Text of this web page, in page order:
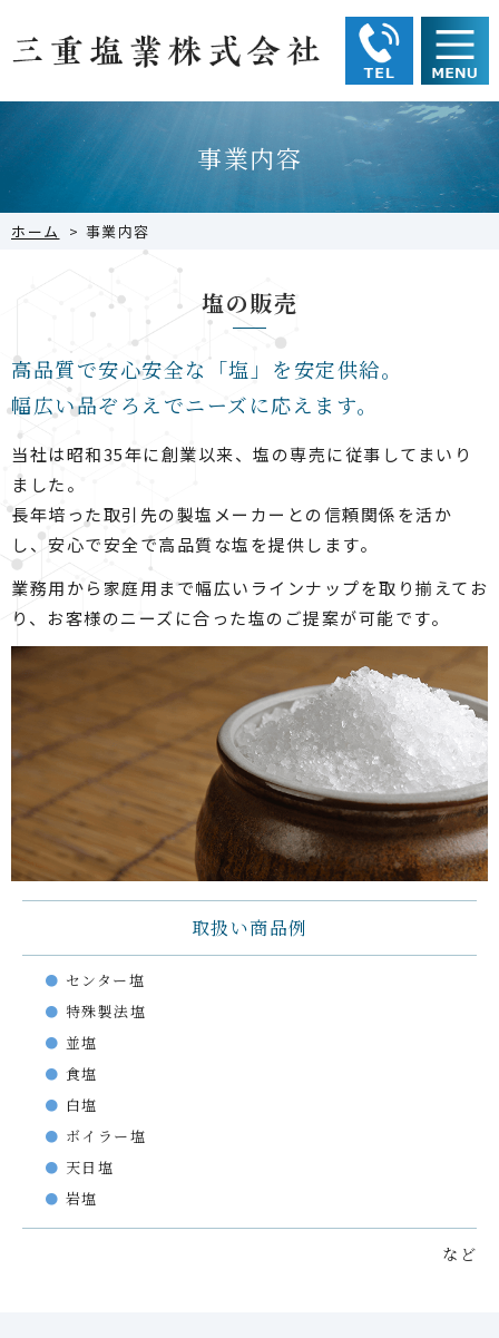
事業内容
ホーム > 事業内容
塩の販売
高品質で安心安全な「塩」を安定供給。
幅広い品ぞろえでニーズに応えます。
当社は昭和35年に創業以来、塩の専売に従事してまいり
ました。
長年培った取引先の製塩メーカーとの信頼関係を活か
し、安心で安全で高品質な塩を提供します。
業務用から家庭用まで幅広いラインナップを取り揃えてお
り、お客様のニーズに合った塩のご提案が可能です。
取扱い商品例
センター塩
特殊製法塩
並塩
食塩
白塩
ボイラー塩
天日塩
岩塩
など